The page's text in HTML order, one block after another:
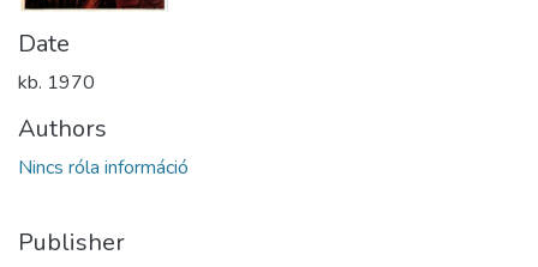
Date
kb. 1970
Authors
Nincs róla információ
Publisher